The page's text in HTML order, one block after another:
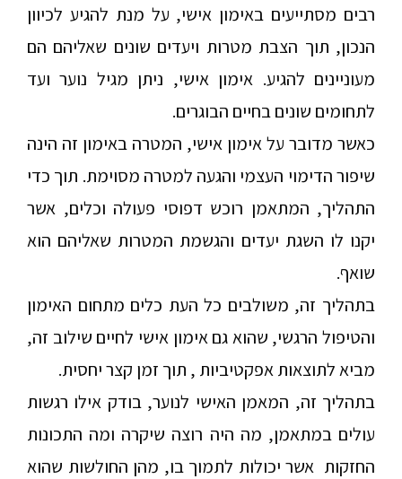
רבים מסתייעים באימון אישי, על מנת להגיע לכיוון
הנכון, תוך הצבת מטרות ויעדים שונים שאליהם הם
מעוניינים להגיע. אימון אישי, ניתן מגיל נוער ועד
לתחומים שונים בחיים הבוגרים.
כאשר מדובר על אימון אישי, המטרה באימון זה הינה
שיפור הדימוי העצמי והגעה למטרה מסוימת. תוך כדי
התהליך, המתאמן רוכש דפוסי פעולה וכלים, אשר
יקנו לו השגת יעדים והגשמת המטרות שאליהם הוא
שואף.
בתהליך זה, משולבים כל העת כלים מתחום האימון
והטיפול הרגשי, שהוא גם אימון אישי לחיים שילוב זה,
מביא לתוצאות אפקטיביות , תוך זמן קצר יחסית.
בתהליך זה, המאמן האישי לנוער, בודק אילו רגשות
עולים במתאמן, מה היה רוצה שיקרה ומה התכונות
החזקות אשר יכולות לתמוך בו, מהן החולשות שהוא